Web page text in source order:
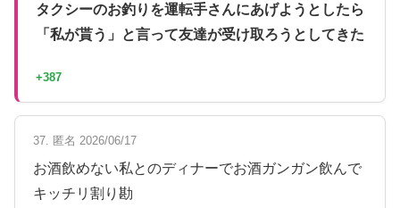
タクシーのお釣りを運転手さんにあげようとしたら
「私が貰う」と言って友達が受け取ろうとしてきた
+387
37. 匿名 2026/06/17
お酒飲めない私とのディナーでお酒ガンガン飲んで
キッチリ割り勘